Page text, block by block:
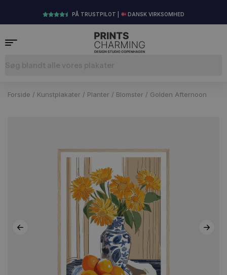
PÅ TRUSTPILOT | DANSK VIRKSOMHED
Forside / Kunstplakater / Planter / Blomster / Golden Afternoon